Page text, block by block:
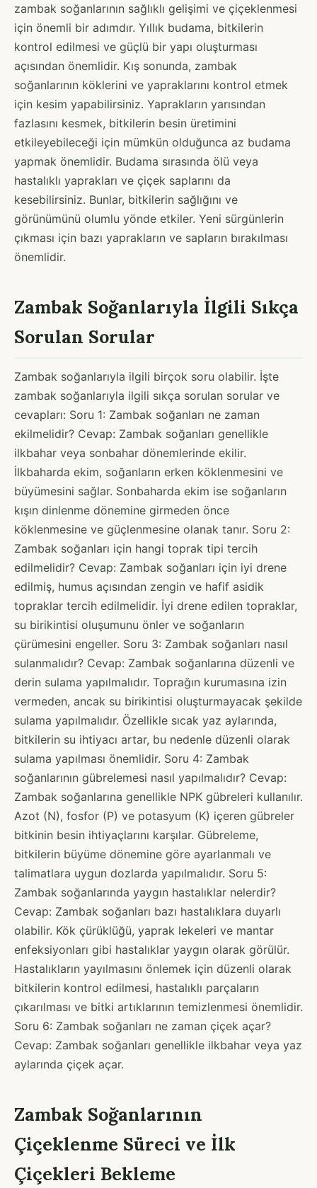
zambak soğanlarının sağlıklı gelişimi ve çiçeklenmesi
için önemli bir adımdır. Yıllık budama, bitkilerin
kontrol edilmesi ve güçlü bir yapı oluşturması
açısından önemlidir. Kış sonunda, zambak
soğanlarının köklerini ve yapraklarını kontrol etmek
için kesim yapabilirsiniz. Yaprakların yarısından
fazlasını kesmek, bitkilerin besin üretimini
etkileyebileceği için mümkün olduğunca az budama
yapmak önemlidir. Budama sırasında ölü veya
hastalıklı yaprakları ve çiçek saplarını da
kesebilirsiniz. Bunlar, bitkilerin sağlığını ve
görünümünü olumlu yönde etkiler. Yeni sürgünlerin
çıkması için bazı yaprakların ve sapların bırakılması
önemlidir.
Zambak Soğanlarıyla İlgili Sıkça
Sorulan Sorular
Zambak soğanlarıyla ilgili birçok soru olabilir. İşte
zambak soğanlarıyla ilgili sıkça sorulan sorular ve
cevapları: Soru 1: Zambak soğanları ne zaman
ekilmelidir? Cevap: Zambak soğanları genellikle
ilkbahar veya sonbahar dönemlerinde ekilir.
İlkbaharda ekim, soğanların erken köklenmesini ve
büyümesini sağlar. Sonbaharda ekim ise soğanların
kışın dinlenme dönemine girmeden önce
köklenmesine ve güçlenmesine olanak tanır. Soru 2:
Zambak soğanları için hangi toprak tipi tercih
edilmelidir? Cevap: Zambak soğanları için iyi drene
edilmiş, humus açısından zengin ve hafif asidik
topraklar tercih edilmelidir. İyi drene edilen topraklar,
su birikintisi oluşumunu önler ve soğanların
çürümesini engeller. Soru 3: Zambak soğanları nasıl
sulanmalıdır? Cevap: Zambak soğanlarına düzenli ve
derin sulama yapılmalıdır. Toprağın kurumasına izin
vermeden, ancak su birikintisi oluşturmayacak şekilde
sulama yapılmalıdır. Özellikle sıcak yaz aylarında,
bitkilerin su ihtiyacı artar, bu nedenle düzenli olarak
sulama yapılması önemlidir. Soru 4: Zambak
soğanlarının gübrelemesi nasıl yapılmalıdır? Cevap:
Zambak soğanlarına genellikle NPK gübreleri kullanılır.
Azot (N), fosfor (P) ve potasyum (K) içeren gübreler
bitkinin besin ihtiyaçlarını karşılar. Gübreleme,
bitkilerin büyüme dönemine göre ayarlanmalı ve
talimatlara uygun dozlarda yapılmalıdır. Soru 5:
Zambak soğanlarında yaygın hastalıklar nelerdir?
Cevap: Zambak soğanları bazı hastalıklara duyarlı
olabilir. Kök çürüklüğü, yaprak lekeleri ve mantar
enfeksiyonları gibi hastalıklar yaygın olarak görülür.
Hastalıkların yayılmasını önlemek için düzenli olarak
bitkilerin kontrol edilmesi, hastalıklı parçaların
çıkarılması ve bitki artıklarının temizlenmesi önemlidir.
Soru 6: Zambak soğanları ne zaman çiçek açar?
Cevap: Zambak soğanları genellikle ilkbahar veya yaz
aylarında çiçek açar.
Zambak Soğanlarının
Çiçeklenme Süreci ve İlk
Çiçekleri Bekleme